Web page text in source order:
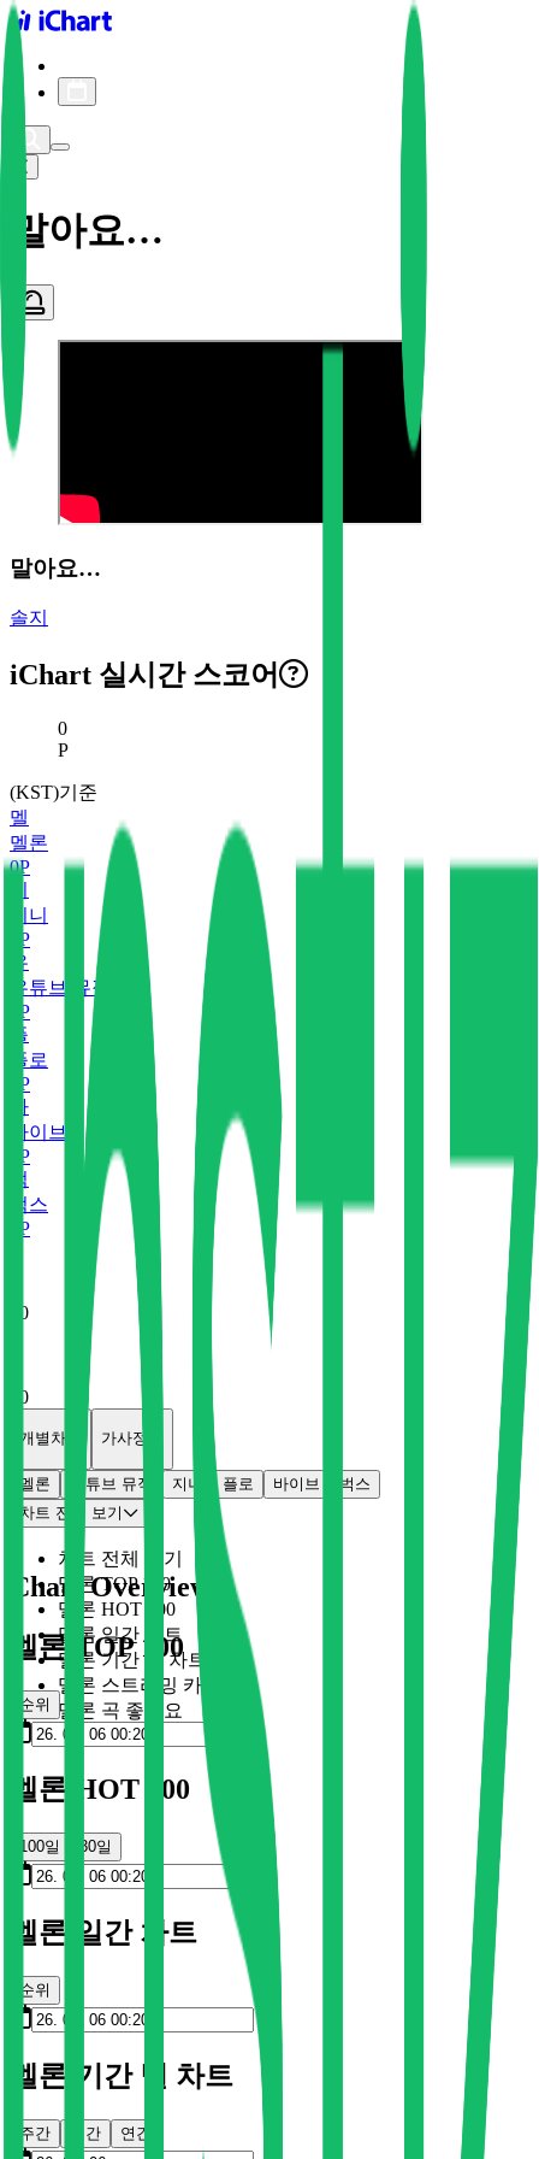
iChart logo
말아요…
말아요…
솔지
iChart 실시간 스코어
현재 스코어
0
P
(KST)기준
멜
멜론
0P
지니
P
유
유튜브 뮤직
P
플
플로
P
바
바이브
P
벅
벅스
P
0
0
개별차트 가사정보
멜론 유튜브 뮤직 지니 플로 바이브
벅스
차트 전체 보기
차트 전체 보기
멜론 TOP 100
멜론 HOT 100
멜론 일간 차트
멜론 기간 별 차트
멜론 스트리밍 카드
멜론 곡 좋아요
Chart Overview
멜론 TOP 100
순위
멜론 HOT 100
100일 30일
멜론 일간 차트
순위
멜론 기간 별 차트
주간 월간 연간